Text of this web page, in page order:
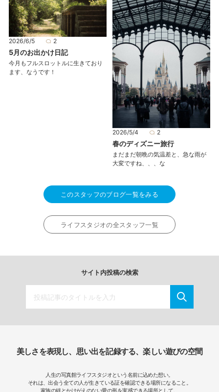
2026/6/5 2
5月のお出かけ日記
今月もフルスロットルに生きており
ます、なうです！
2026/5/4 2
春のディズニー旅行
まだまだ朝晩の気温差と、急な雨が
大変ですね、、、な
このスタッフのブログ一覧をみる
ライフスタジオの全スタッフ一覧
サイト内投稿の検索
美しさを表現し、思い出を記録する、楽しい遊びの空間
人生の写真館ライフスタジオという名前に込めた想い。
それは、出会う全ての人が生きている証を確認できる場所になること。
家族の絆とかけがえのない愛の形を実感できる場所として、